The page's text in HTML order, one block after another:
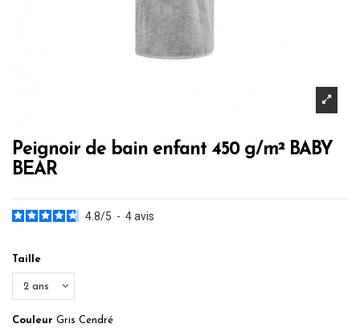
Peignoir de bain enfant 450 g/m² BABY
BEAR
4.8/5 - 4avis
Taille
Couleur Gris Cendré